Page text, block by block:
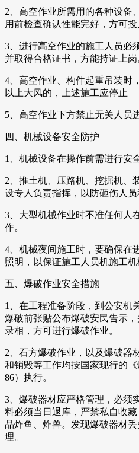
2、高空作业所需用的各种设备
用前检查确认性能完好，方可投
3、进行高空作业的施工人员必
并取得合格证书，方能持证上岗
4、高空作业、构件起重吊装时
以上大风的，上述施工应停止
5、高空作业下方禁止无关人员
四、机械设备安全防护
1、机械设备在操作前需进行安
2、推土机、压路机、挖掘机、
设专人负责指挥，以防砸伤人员
3、大型机械作业时不准任何人
作。
4、机械夜间施工时，要确保在
照明，以保证施工人员机施工机
五、爆破作业安全措施
1、在工程准备阶段，到公安机
爆破前张贴公布爆破安民告示
录相，方可进行爆破作业。
2、石方爆破作业，以及爆破器
和销毁等工作均按国家现行的
86）执行。
3、爆破器材应严格管理，必须
料必须当日退库，严禁私自收
品炸鱼、炸兽。发现爆破器材
理。